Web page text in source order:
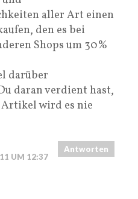
aller Art einen
den es bei
Shops um 30%
darüber
daran verdient hast,
Artikel wird es nie
UM 12:37
Antworten